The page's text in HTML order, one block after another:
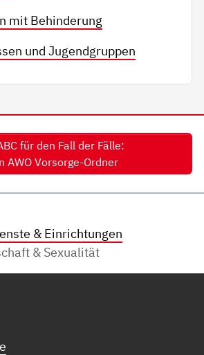
mit Behinderung
und Jugendgruppen
für den Fall der Fälle:
AWO Vorsorge-Ordner
& Einrichtungen
& Sexualität